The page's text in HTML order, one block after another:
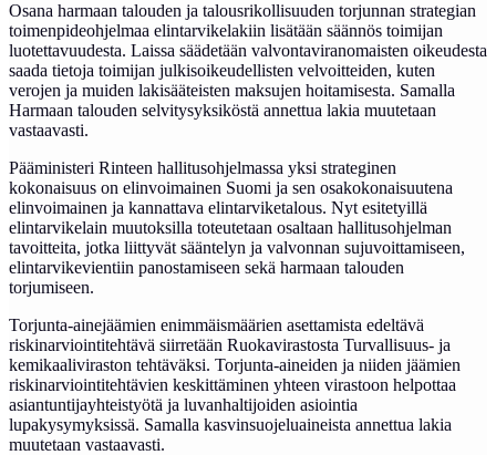
Osana harmaan talouden ja talousrikollisuuden torjunnan strategian
toimenpideohjelmaa elintarvikelakiin lisätään säännös toimijan
luotettavuudesta. Laissa säädetään valvontaviranomaisten oikeudesta
saada tietoja toimijan julkisoikeudellisten velvoitteiden, kuten
verojen ja muiden lakisääteisten maksujen hoitamisesta. Samalla
Harmaan talouden selvitysyksiköstä annettua lakia muutetaan
vastaavasti.
Pääministeri Rinteen hallitusohjelmassa yksi strateginen
kokonaisuus on elinvoimainen Suomi ja sen osakokonaisuutena
elinvoimainen ja kannattava elintarviketalous. Nyt esitetyillä
elintarvikelain muutoksilla toteutetaan osaltaan hallitusohjelman
tavoitteita, jotka liittyvät sääntelyn ja valvonnan sujuvoittamiseen,
elintarvikevientiin panostamiseen sekä harmaan talouden
torjumiseen.
Torjunta-ainejäämien enimmäismäärien asettamista edeltävä
riskinarviointitehtävä siirretään Ruokavirastosta Turvallisuus- ja
kemikaaliviraston tehtäväksi. Torjunta-aineiden ja niiden jäämien
riskinarviointitehtävien keskittäminen yhteen virastoon helpottaa
asiantuntijayhteistyötä ja luvanhaltijoiden asiointia
lupakysymyksissä. Samalla kasvinsuojeluaineista annettua lakia
muutetaan vastaavasti.